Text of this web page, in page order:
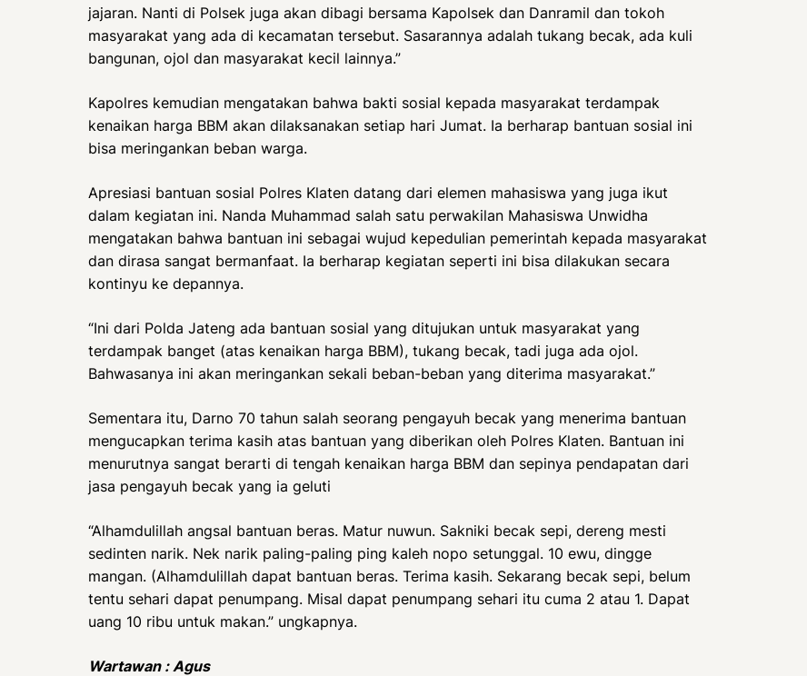
jajaran. Nanti di Polsek juga akan dibagi bersama Kapolsek dan Danramil dan tokoh
masyarakat yang ada di kecamatan tersebut. Sasarannya adalah tukang becak, ada kuli
bangunan, ojol dan masyarakat kecil lainnya.”
Kapolres kemudian mengatakan bahwa bakti sosial kepada masyarakat terdampak
kenaikan harga BBM akan dilaksanakan setiap hari Jumat. Ia berharap bantuan sosial ini
bisa meringankan beban warga.
Apresiasi bantuan sosial Polres Klaten datang dari elemen mahasiswa yang juga ikut
dalam kegiatan ini. Nanda Muhammad salah satu perwakilan Mahasiswa Unwidha
mengatakan bahwa bantuan ini sebagai wujud kepedulian pemerintah kepada masyarakat
dan dirasa sangat bermanfaat. Ia berharap kegiatan seperti ini bisa dilakukan secara
kontinyu ke depannya.
“Ini dari Polda Jateng ada bantuan sosial yang ditujukan untuk masyarakat yang
terdampak banget (atas kenaikan harga BBM), tukang becak, tadi juga ada ojol.
Bahwasanya ini akan meringankan sekali beban-beban yang diterima masyarakat.”
Sementara itu, Darno 70 tahun salah seorang pengayuh becak yang menerima bantuan
mengucapkan terima kasih atas bantuan yang diberikan oleh Polres Klaten. Bantuan ini
menurutnya sangat berarti di tengah kenaikan harga BBM dan sepinya pendapatan dari
jasa pengayuh becak yang ia geluti
“Alhamdulillah angsal bantuan beras. Matur nuwun. Sakniki becak sepi, dereng mesti
sedinten narik. Nek narik paling-paling ping kaleh nopo setunggal. 10 ewu, dingge
mangan. (Alhamdulillah dapat bantuan beras. Terima kasih. Sekarang becak sepi, belum
tentu sehari dapat penumpang. Misal dapat penumpang sehari itu cuma 2 atau 1. Dapat
uang 10 ribu untuk makan.” ungkapnya.
Wartawan : Agus